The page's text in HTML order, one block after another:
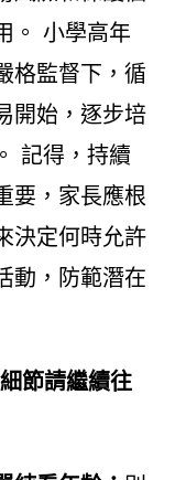
。 小學高年
格監督下，循
開始，逐步培
記得，持續
要，家長應根
決定何時允許
動，防範潛在
節請繼續往